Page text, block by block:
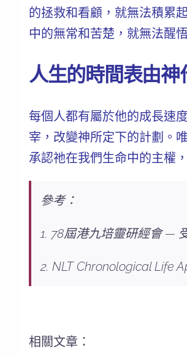
的拯救和看顧，就無法積累
中的無常和苦楚，就無法醒
人生的時間表由神
每個人都有屬於他的成長速
宰，改變神所定下的計劃。
承認祂在我們生命中的主權
參考：
1. 78屆港九培靈研經會 —
2. NLT Chronological Life
相關文章：